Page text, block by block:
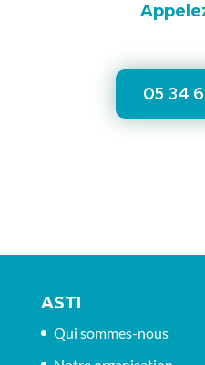
05 34
ASTI
Qui sommes-nous